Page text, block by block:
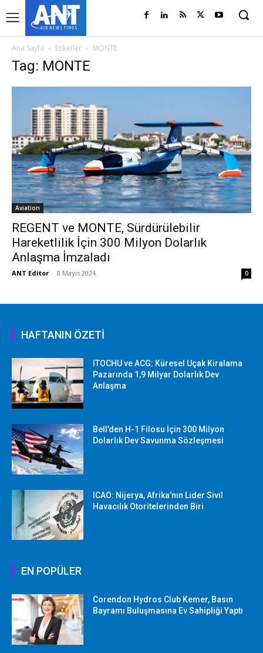
Ana Sayfa Etiketler MONTE
Tag: MONTE
Aviation
REGENT ve MONTE, Sürdürülebilir
Hareketlilik İçin 300 Milyon Dolarlık
Anlaşma İmzaladı
ANT Editor - 8 Mayıs 2024 0
HAFTANIN ÖZETİ
ITOCHU ve ACG: Küresel Uçak Kiralama
Pazarında 1,9 Milyar Dolarlık Dev
Anlaşma
Bell’den H-1 Filosu İçin 300 Milyon
Dolarlık Dev Savunma Sözleşmesi
ICAO: Nijerya, Afrika’nın Lider Sivil
Havacılık Otoritelerinden Biri
EN POPÜLER
Corendon Hydros Club Kemer, Basın
Bayramı Buluşmasına Ev Sahipliği Yaptı